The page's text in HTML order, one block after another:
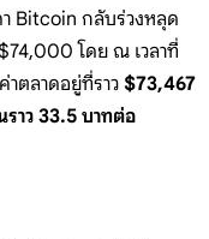
Bitcoin กลับร่วงหลุด
โดย ณ เวลาที่
ตลาดอยู่ที่ราว $73,467
าว 33.5 บาทต่อ